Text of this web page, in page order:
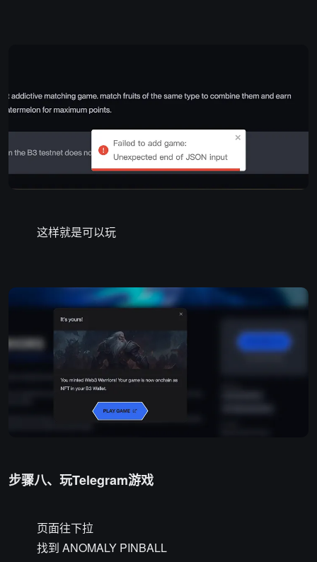
这样就是可以玩
步骤八、玩Telegram游戏
页面往下拉
找到 ANOMALY PINBALL